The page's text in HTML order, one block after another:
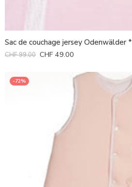
Sac de couchage jersey Odenwälder *
CHF99.00 CHF 49.00
-72%